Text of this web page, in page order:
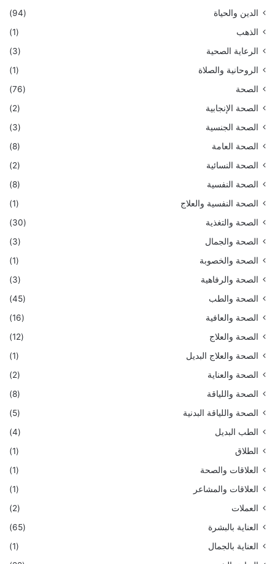
الدين والحياة
(94)
الذهب
(1)
الرعاية الصحية
(3)
الروحانية والصلاة
(1)
الصحة
(76)
الصحة الإنجابية
(2)
الصحة الجنسية
(3)
الصحة العامة
(8)
الصحة النسائية
(2)
الصحة النفسية
(8)
الصحة النفسية والعلاج
(1)
الصحة والتغذية
(30)
الصحة والجمال
(3)
الصحة والخصوبة
(1)
الصحة والرفاهية
(3)
الصحة والطب
(45)
الصحة والعافية
(16)
الصحة والعلاج
(12)
الصحة والعلاج البديل
(1)
الصحة والعناية
(2)
الصحة واللياقة
(8)
الصحة واللياقة البدنية
(5)
الطب البديل
(4)
الطلاق
(1)
العلاقات والصحة
(1)
العلاقات والمشاعر
(1)
العملات
(2)
العناية بالبشرة
(65)
العناية بالجمال
(1)